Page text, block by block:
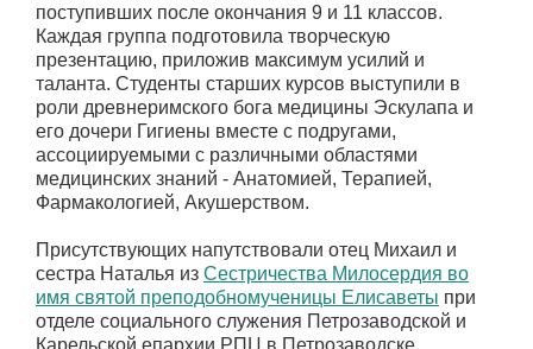
поступивших после окончания 9 и 11 классов.
Каждая группа подготовила творческую
презентацию, приложив максимум усилий и
таланта. Студенты старших курсов выступили в
роли древнеримского бога медицины Эскулапа и
его дочери Гигиены вместе с подругами,
ассоциируемыми с различными областями
медицинских знаний - Анатомией, Терапией,
Фармакологией, Акушерством.
Присутствующих напутствовали отец Михаил и
сестра Наталья из Сестричества Милосердия во
имя святой преподобномученицы Елисаветы при
отделе социального служения Петрозаводской и
Карельской епархии РПЦ в Петрозаводске.